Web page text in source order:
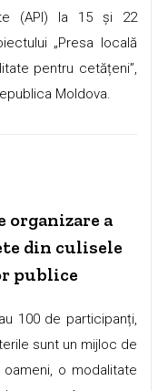
(API) la 15 și 22
„Presa locală
pentru cetățeni”,
Moldova.
organizare a
din culisele
publice
100 de participanți,
sunt un mijloc de
o modalitate